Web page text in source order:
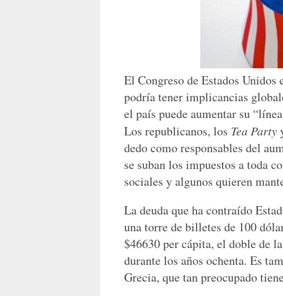
El Congreso de Estados Unidos
podría tener implicancias
el país puede aumentar su
Los republicanos, los Tea Party
dedo como responsables del
se suban los impuestos a toda
sociales y algunos quieren
La deuda que ha contraído
una torre de billetes de 100
$46630 per cápita, el doble de
durante los años ochenta. Es
Grecia, que tan preocupado